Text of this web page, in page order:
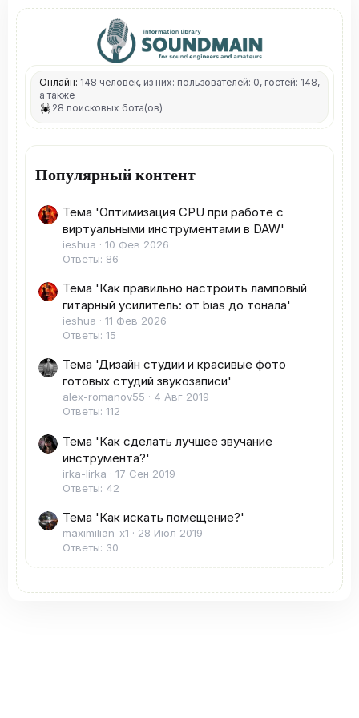
Онлайн: 148 человек, из них: пользователей: 0, гостей: 148,
а также
28 поисковых бота(ов)
Популярный контент
Тема 'Оптимизация CPU при работе с
виртуальными инструментами в DAW'
ieshua
10 Фев 2026
Ответы: 86
Тема 'Как правильно настроить ламповый
гитарный усилитель: от bias до тонала'
ieshua
11 Фев 2026
Ответы: 15
Тема 'Дизайн студии и красивые фото
готовых студий звукозаписи'
alex-romanov55
4 Авг 2019
Ответы: 112
Тема 'Как сделать лучшее звучание
инструмента?'
irka-lirka
17 Сен 2019
Ответы: 42
Тема 'Как искать помещение?'
maximilian-x1
28 Июл 2019
Ответы: 30